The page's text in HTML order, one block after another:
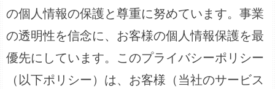
の個人情報の保護と尊重に努めています。事業
の透明性を信念に、お客様の個人情報保護を最
優先にしています。このプライバシーポリシー
（以下ポリシー）は、お客様（当社のサービス